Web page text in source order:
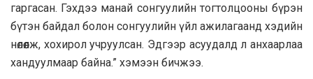
гаргасан. Гэхдээ манай сонгуулийн тогтолцооны бүрэн
бүтэн байдал болон сонгуулийн үйл ажилагаанд хэдийн
нөлөөлж, хохирол учруулсан. Эдгээр асуудалд л анхаарлаа
хандуулмаар байна.” хэмээн бичжээ.